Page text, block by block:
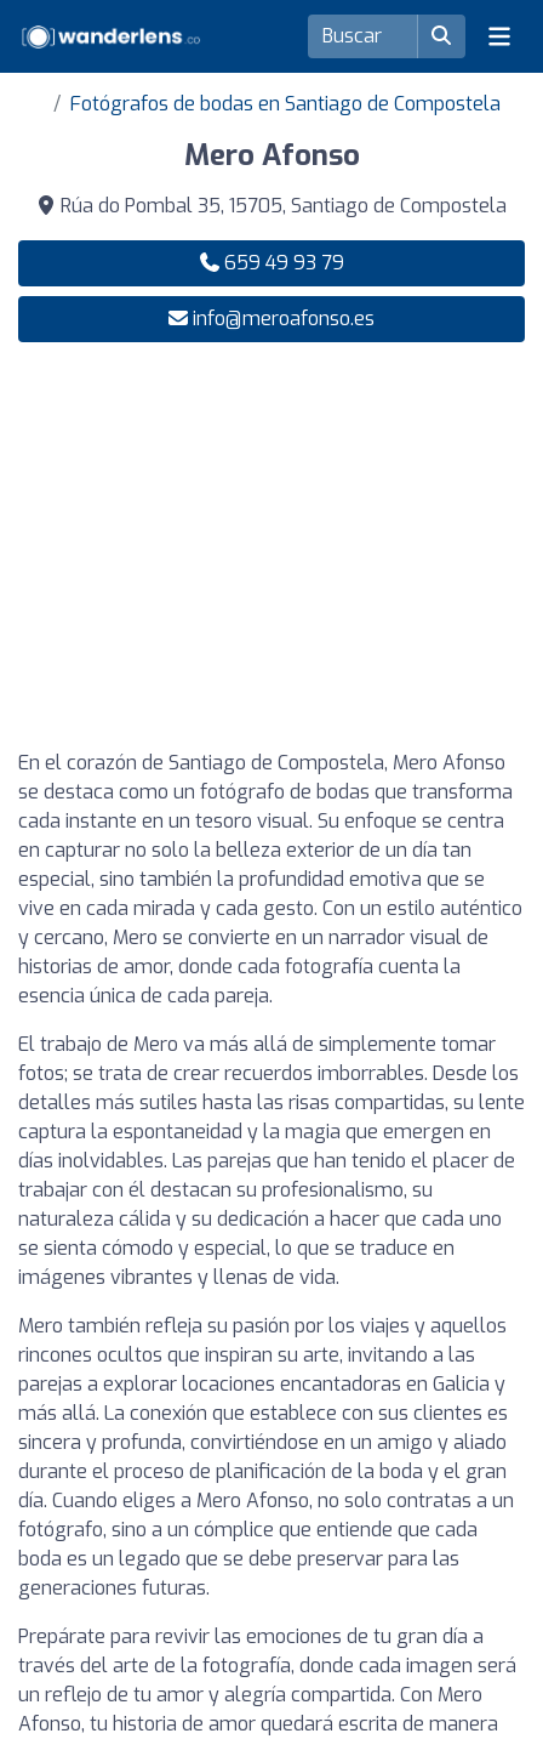
Fotógrafos de bodas en Santiago de Compostela
Mero Afonso
Rúa do Pombal 35, 15705, Santiago de Compostela
659 49 93 79
info@meroafonso.es
En el corazón de Santiago de Compostela, Mero Afonso
se destaca como un fotógrafo de bodas que transforma
cada instante en un tesoro visual. Su enfoque se centra
en capturar no solo la belleza exterior de un día tan
especial, sino también la profundidad emotiva que se
vive en cada mirada y cada gesto. Con un estilo auténtico
y cercano, Mero se convierte en un narrador visual de
historias de amor, donde cada fotografía cuenta la
esencia única de cada pareja.
El trabajo de Mero va más allá de simplemente tomar
fotos; se trata de crear recuerdos imborrables. Desde los
detalles más sutiles hasta las risas compartidas, su lente
captura la espontaneidad y la magia que emergen en
días inolvidables. Las parejas que han tenido el placer de
trabajar con él destacan su profesionalismo, su
naturaleza cálida y su dedicación a hacer que cada uno
se sienta cómodo y especial, lo que se traduce en
imágenes vibrantes y llenas de vida.
Mero también refleja su pasión por los viajes y aquellos
rincones ocultos que inspiran su arte, invitando a las
parejas a explorar locaciones encantadoras en Galicia y
más allá. La conexión que establece con sus clientes es
sincera y profunda, convirtiéndose en un amigo y aliado
durante el proceso de planificación de la boda y el gran
día. Cuando eliges a Mero Afonso, no solo contratas a un
fotógrafo, sino a un cómplice que entiende que cada
boda es un legado que se debe preservar para las
generaciones futuras.
Prepárate para revivir las emociones de tu gran día a
través del arte de la fotografía, donde cada imagen será
un reflejo de tu amor y alegría compartida. Con Mero
Afonso, tu historia de amor quedará escrita de manera